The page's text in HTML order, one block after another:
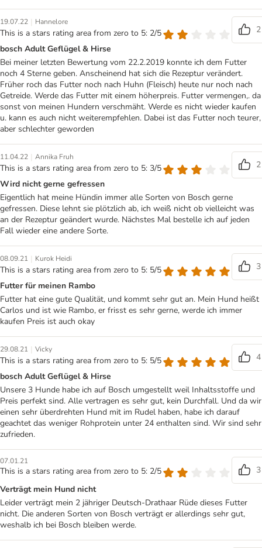
19.07.22 | Hannelore
This is a stars rating area from zero to 5: 2/5
2
bosch Adult Geflügel & Hirse
Bei meiner letzten Bewertung vom 22.2.2019 konnte ich dem Futter
noch 4 Sterne geben. Anscheinend hat sich die Rezeptur verändert.
Früher roch das Futter noch nach Huhn (Fleisch) heute nur noch nach
Getreide. Werde das Futter mit einem höherpreis. Futter vermengen,. da
sonst von meinen Hundern verschmäht. Werde es nicht wieder kaufen
u. kann es auch nicht weiterempfehlen. Dabei ist das Futter noch teurer,
aber schlechter geworden
11.04.22 | Annika Fruh
This is a stars rating area from zero to 5: 3/5
2
Wird nicht gerne gefressen
Eigentlich hat meine Hündin immer alle Sorten von Bosch gerne
gefressen. Diese lehnt sie plötzlich ab, ich weiß nicht ob vielleicht was
an der Rezeptur geändert wurde. Nächstes Mal bestelle ich auf jeden
Fall wieder eine andere Sorte.
08.09.21 | Kurok Heidi
This is a stars rating area from zero to 5: 5/5
3
Futter für meinen Rambo
Futter hat eine gute Qualität, und kommt sehr gut an. Mein Hund heißt
Carlos und ist wie Rambo, er frisst es sehr gerne, werde ich immer
kaufen Preis ist auch okay
29.08.21 | Vicky
This is a stars rating area from zero to 5: 5/5
4
bosch Adult Geflügel & Hirse
Unsere 3 Hunde habe ich auf Bosch umgestellt weil Inhaltsstoffe und
Preis perfekt sind. Alle vertragen es sehr gut, kein Durchfall. Und da wir
einen sehr überdrehten Hund mit im Rudel haben, habe ich darauf
geachtet das weniger Rohprotein unter 24 enthalten sind. Wir sind sehr
zufrieden.
07.01.21
This is a stars rating area from zero to 5: 2/5
3
Verträgt mein Hund nicht
Leider verträgt mein 2 jähriger Deutsch-Drathaar Rüde dieses Futter
nicht. Die anderen Sorten von Bosch verträgt er allerdings sehr gut,
weshalb ich bei Bosch bleiben werde.